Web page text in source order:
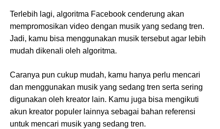
Terlebih lagi, algoritma Facebook cenderung akan
mempromosikan video dengan musik yang sedang tren.
Jadi, kamu bisa menggunakan musik tersebut agar lebih
mudah dikenali oleh algoritma.
Caranya pun cukup mudah, kamu hanya perlu mencari
dan menggunakan musik yang sedang tren serta sering
digunakan oleh kreator lain. Kamu juga bisa mengikuti
akun kreator populer lainnya sebagai bahan referensi
untuk mencari musik yang sedang tren.